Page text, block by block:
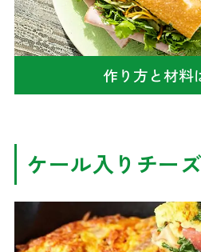
作り方と材料
ケール入りチー